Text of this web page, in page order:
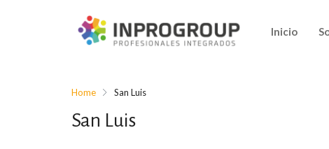
Inicio
Home San Luis
San Luis